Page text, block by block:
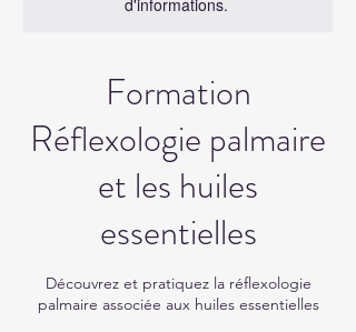
d'informations.
Formation
Réflexologie palmaire
et les huiles
essentielles
Découvrez et pratiquez la réflexologie
palmaire associée aux huiles essentielles